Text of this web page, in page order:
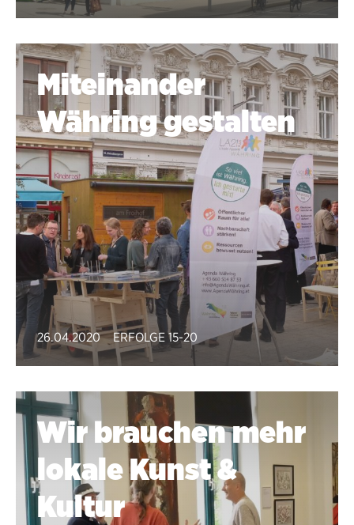
Miteinander
Währing gestalten
26.04.2020 ERFOLGE 15-20
Wir brauchen mehr
lokale Kunst &
Kultur